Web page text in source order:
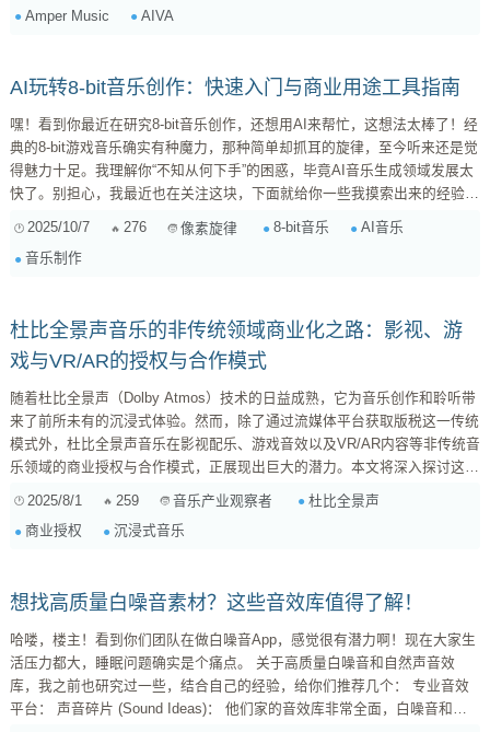
低制作成本 ...
Amper Music
AIVA
AI玩转8-bit音乐创作：快速入门与商业用途工具指南
嘿！看到你最近在研究8-bit音乐创作，还想用AI来帮忙，这想法太棒了！经
典的8-bit游戏音乐确实有种魔力，那种简单却抓耳的旋律，至今听来还是觉
得魅力十足。我理解你“不知从何下手”的困惑，毕竟AI音乐生成领域发展太
快了。别担心，我最近也在关注这块，下面就给你一些我摸索出来的经验和
工具推荐，希望能帮你快速上手，甚至生成一些能用于商业用途的8-bit音乐
有方波、三角波、噪音和PCM采样），复调有限。这种“约束美学”反而很适
2025/10/7 276 像素旋律 8-bit音乐
AI音乐
音乐制作
杜比全景声音乐的非传统领域商业化之路：影视、游
戏与VR/AR的授权与合作模式
随着杜比全景声（Dolby Atmos）技术的日益成熟，它为音乐创作和聆听带
来了前所未有的沉浸式体验。然而，除了通过流媒体平台获取版税这一传统
模式外，杜比全景声音乐在影视配乐、游戏音效以及VR/AR内容等非传统音
乐领域的商业授权与合作模式，正展现出巨大的潜力。本文将深入探讨这些
增强情感表达，营造氛围，并引导观众的注意力。杜比全景声技术能够为影
2025/8/1 259 音乐产业观察者
杜比全景声
商业授权
沉浸式音乐
想找高质量白噪音素材？这些音效库值得了解！
哈喽，楼主！看到你们团队在做白噪音App，感觉很有潜力啊！现在大家生
活压力都大，睡眠问题确实是个痛点。 关于高质量白噪音和自然声音效
库，我之前也研究过一些，结合自己的经验，给你们推荐几个： 专业音效
平台： 声音碎片 (Sound Ideas)： 他们家的音效库非常全面，白噪音和自